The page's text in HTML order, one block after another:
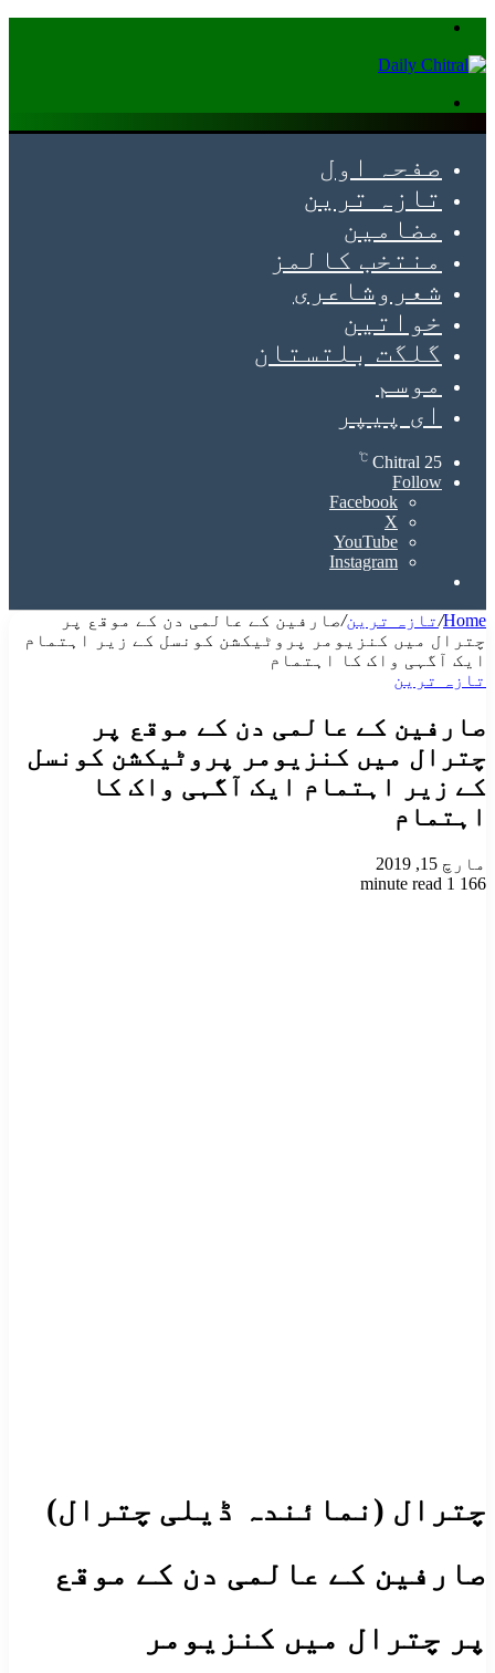
صفحہ اول
تازہ ترین
مضامین
منتخب کالمز
شعروشاعری
خواتین
گلگت بلتستان
موسم
ای پیپر
Chitral 25
℃
Follow
Facebook
X
YouTube
Instagram
Home
/تازہ ترین/صارفین کے عالمی دن کے موقع پر
چترال میں کنزیومر پروٹیکشن کونسل کے زیر اہتمام
ایک آگہی واک کا اہتمام
تازہ ترین
صارفین کے عالمی دن کے موقع پر
چترال میں کنزیومر پروٹیکشن کونسل
کے زیر اہتمام ایک آگہی واک کا
اہتمام
مارچ 15, 2019
166
1 minute read
چترال (نمائندہ ڈیلی چترال)
صارفین کے عالمی دن کے موقع
پر چترال میں کنزیومر